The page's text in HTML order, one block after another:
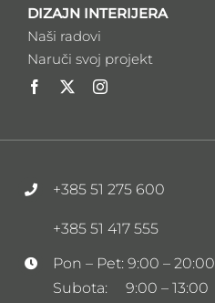
DIZAJN INTERIJERA
Naši radovi
Naruči svoj projekt
+385 51 275 600
+385 51 417 555
Pon – Pet: 9:00 – 20:00
Subota: 9:00 – 13:00